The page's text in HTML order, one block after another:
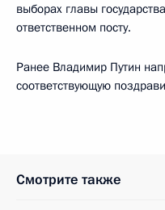
выборах главы
ответственном посту.
Ранее Владимир Путин
соответствующую
Смотрите также